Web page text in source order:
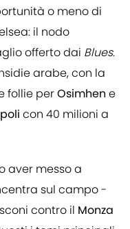
o meno di
il nodo
offerto dai Blues.
arabe, con la
follie perOsimhen e
con 40 milioni a
aver messo a
sul campo -
contro il Monza